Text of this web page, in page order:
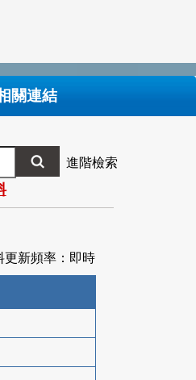
關連結
進階檢索
更新頻率：即時